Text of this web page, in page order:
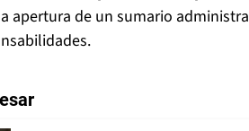
apertura de un sumario